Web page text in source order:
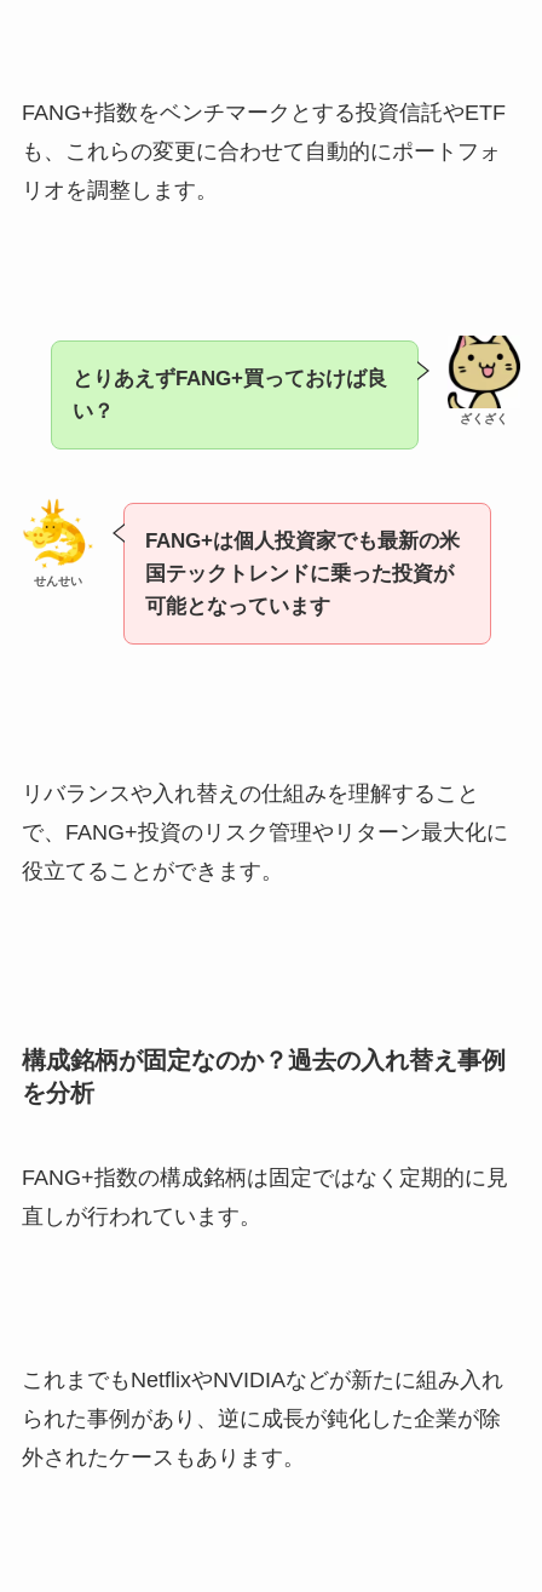
FANG+指数をベンチマークとする投資信託やETF
も、これらの変更に合わせて自動的にポートフォ
リオを調整します。
ざくざく
とりあえずFANG+買っておけば良
い？
せんせい
FANG+は個人投資家でも最新の米
国テックトレンドに乗った投資が
可能となっています
リバランスや入れ替えの仕組みを理解すること
で、FANG+投資のリスク管理やリターン最大化に
役立てることができます。
構成銘柄が固定なのか？過去の入れ替え事例
を分析
FANG+指数の構成銘柄は固定ではなく定期的に見
直しが行われています。
これまでもNetflixやNVIDIAなどが新たに組み入れ
られた事例があり、逆に成長が鈍化した企業が除
外されたケースもあります。